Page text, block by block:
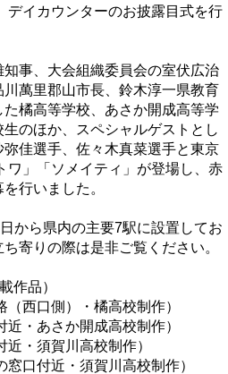
デイカウンターのお披露目式を行
事、大会組織委員会の室伏広治
萬里郡山市長、鈴木淳一県教育
橘高等学校、あさか開成高等学
のほか、スペシャルゲストとし
佳選手、佐々木真菜選手と東京
ワ」「ソメイティ」が登場し、赤
行いました。
から県内の主要7駅に設置してお
寄りの際は是非ご覧ください。
作品）
（西口側）・橘高校制作）
近・あさか開成高校制作）
近・須賀川高校制作）
窓口付近・須賀川高校制作）